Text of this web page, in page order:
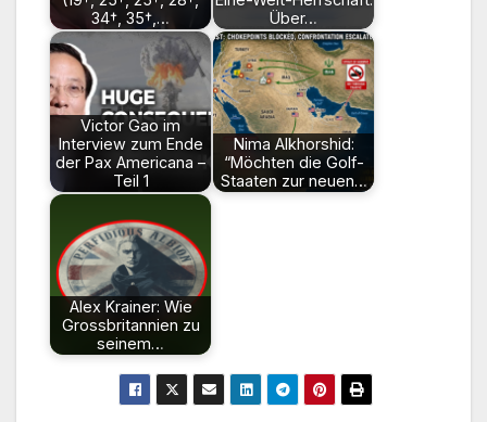
34†, 35†,…
Über…
Victor Gao im
Interview zum Ende
der Pax Americana –
Teil 1
Nima Alkhorshid:
“Möchten die Golf-
Staaten zur neuen…
Alex Krainer: Wie
Grossbritannien zu
seinem…